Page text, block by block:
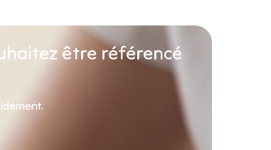
être référencé